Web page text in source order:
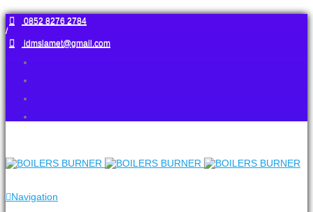
0852 8276 2784
/
idmslamet@gmail.com
Navigation